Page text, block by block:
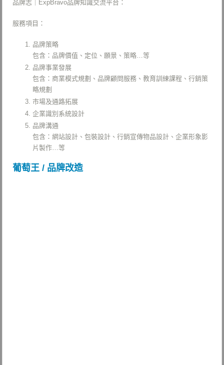
品牌志｜ExpBravo品牌知識交流平台：
服務項目：
品牌策略
包含：品牌價值、定位、願景、策略…等
品牌事業發展
包含：商業模式規劃、品牌顧問服務、教育訓練課程、行銷策
略規劃
市場及通路拓展
企業識別系統設計
品牌溝通
包含：網站設計、包裝設計、行銷宣傳物品設計、企業形象影
片製作…等
葡萄王 / 品牌改造